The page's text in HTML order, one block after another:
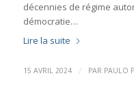
décennies de régime
démocratie…
Lire la suite
15 AVRIL 2024 / PAR PAULO